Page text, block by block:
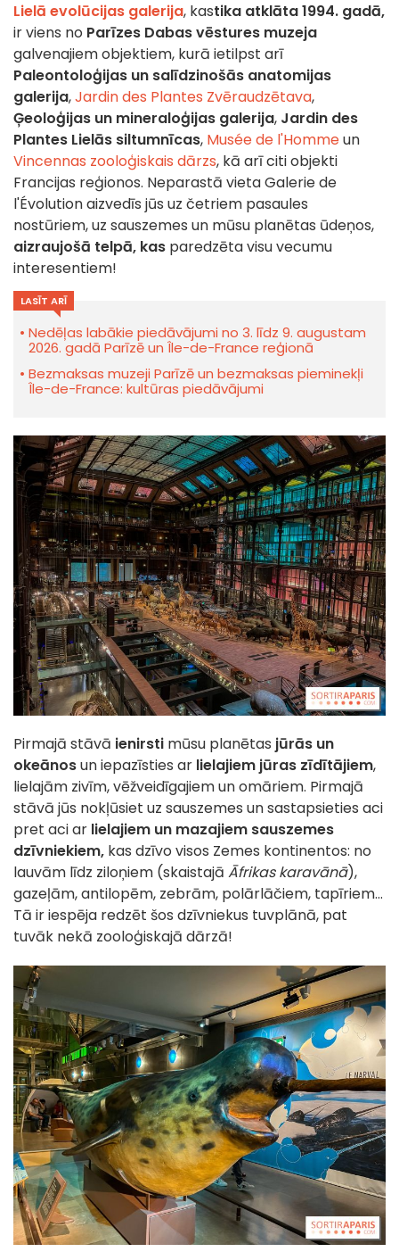
Lielā evolūcijas galerija, kastika atklāta 1994. gadā,
ir viens no Parīzes Dabas vēstures muzeja
galvenajiem objektiem, kurā ietilpst arī
Paleontoloģijas un salīdzinošās anatomijas
galerija,Jardin des Plantes Zvēraudzētava,
Ģeoloģijas un mineraloģijas galerija, Jardin des
Plantes Lielās siltumnīcas, Musée de l'Hommeun
Vincennas zooloģiskais dārzs, kā arī citi objekti
Francijas reģionos. Neparastā vieta Galerie de
l'Évolution aizvedīs jūs uz četriem pasaules
nostūriem, uz sauszemes un mūsu planētas ūdeņos,
aizraujošā telpā, kas paredzēta visu vecumu
interesentiem!
LASĪT ARĪ
Nedēļas labākie piedāvājumi no 3. līdz 9. augustam
2026. gadā Parīzē un Île-de-France reģionā
Bezmaksas muzeji Parīzē un bezmaksas pieminekļi
Île-de-France: kultūras piedāvājumi
Pirmajā stāvā ienirsti mūsu planētas jūrās un
okeānosun iepazīsties ar lielajiem jūras zīdītājiem,
lielajām zivīm, vēžveidīgajiem un omāriem. Pirmajā
stāvā jūs nokļūsiet uz sauszemes un sastapsieties aci
pret aci ar lielajiem un mazajiem sauszemes
dzīvniekiem, kas dzīvo visos Zemes kontinentos: no
lauvām līdz ziloņiem (skaistajā Āfrikas karavānā),
gazeļām, antilopēm, zebrām, polārlāčiem, tapīriem...
Tā ir iespēja redzēt šos dzīvniekus tuvplānā, pat
tuvāk nekā zooloģiskajā dārzā!